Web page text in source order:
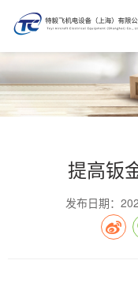
提高钣
发布日期：